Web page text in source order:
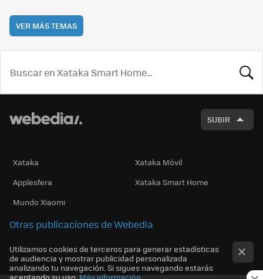
VER MÁS TEMAS
SUBIR
Xataka
Xataka Móvil
Applesfera
Xataka Smart Home
Mundo Xiaomi
Otras publicaciones de Webedia
Utilizamos cookies de terceros para generar estadísticas
de audiencia y mostrar publicidad personalizada
analizando tu navegación. Si sigues navegando estarás